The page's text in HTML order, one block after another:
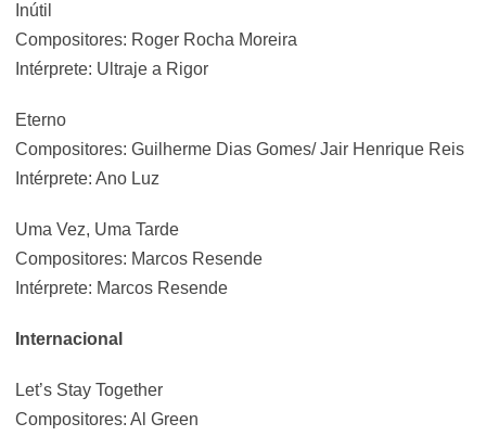
Inútil
Compositores: Roger Rocha Moreira
Intérprete: Ultraje a Rigor
Eterno
Compositores: Guilherme Dias Gomes/ Jair Henrique Reis
Intérprete: Ano Luz
Uma Vez, Uma Tarde
Compositores: Marcos Resende
Intérprete: Marcos Resende
Internacional
Let’s Stay Together
Compositores: Al Green